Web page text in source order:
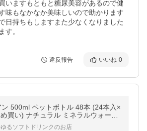
いますもともと糖尿美容があるので健
味もなかなか美味しいので助かります
日持ちもしますまた少なくなりました
す。
違反報告 いいね 0
ン 500ml ペットボトル 48本 (24本入×
買い) ナチュラル ミネラルウォータ
フランス産 evian 伊藤園 正規輸入品
るソフトドリンクのお店